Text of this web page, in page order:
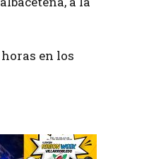
horas en los